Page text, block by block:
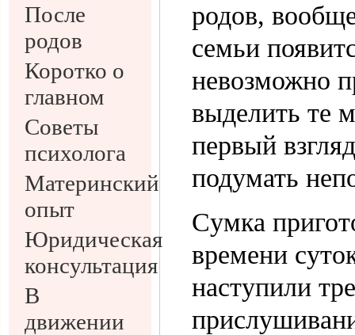
После
родов
Коротко о
главном
Советы
психолога
Материнский
опыт
Юридическая
консультация
В
движении
родов,
семьи
невозможно
выделить те
первый
подумать
Cумка
времени
наступили